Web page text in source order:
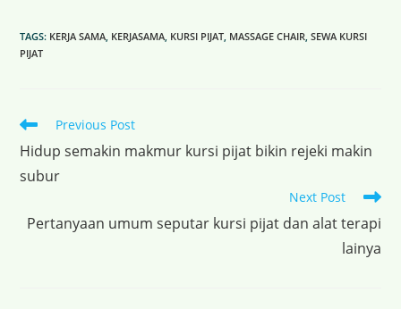
TAGS: KERJA SAMA, KERJASAMA, KURSI PIJAT, MASSAGE CHAIR, SEWA KURSI
PIJAT
Previous Post
Hidup semakin makmur kursi pijat bikin rejeki makin
subur
Next Post
Pertanyaan umum seputar kursi pijat dan alat terapi
lainya